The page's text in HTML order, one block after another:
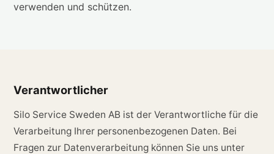
verwenden und schützen.
Verantwortlicher
Silo Service Sweden AB ist der Verantwortliche für die
Verarbeitung Ihrer personenbezogenen Daten. Bei
Fragen zur Datenverarbeitung können Sie uns unter